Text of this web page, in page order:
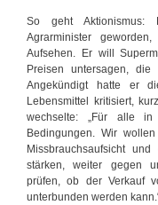
b
i
g
e
n
S
t
a
a
t
So geht Aktionismus:
Agrarminister
Aufsehen. Er will
Preisen untersagen, die
Angekündigt hatte er
Lebensmittel kritisiert,
wechselte: „Für alle
Bedingungen. Wir
Missbrauchsaufsicht
stärken, weiter gegen
prüfen, ob der Verkauf
unterbunden werden